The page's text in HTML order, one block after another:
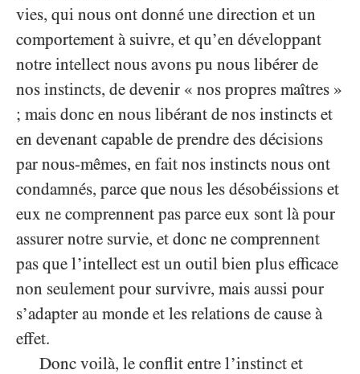
vies, qui nous ont donné une direction et un
comportement à suivre, et qu’en développant
notre intellect nous avons pu nous libérer de
nos instincts, de devenir « nos propres maîtres »
; mais donc en nous libérant de nos instincts et
en devenant capable de prendre des décisions
par nous-mêmes, en fait nos instincts nous ont
condamnés, parce que nous les désobéissions et
eux ne comprennent pas parce eux sont là pour
assurer notre survie, et donc ne comprennent
pas que l’intellect est un outil bien plus efficace
non seulement pour survivre, mais aussi pour
s’adapter au monde et les relations de cause à
effet.
Donc voilà, le conflit entre l’instinct et